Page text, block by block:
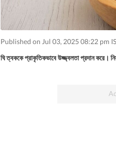
Published on Jul 03, 2025 08:22 pm
ঘি ত্বককে প্রাকৃতিকভাবে উজ্জ্বলতা প্রদান করে।